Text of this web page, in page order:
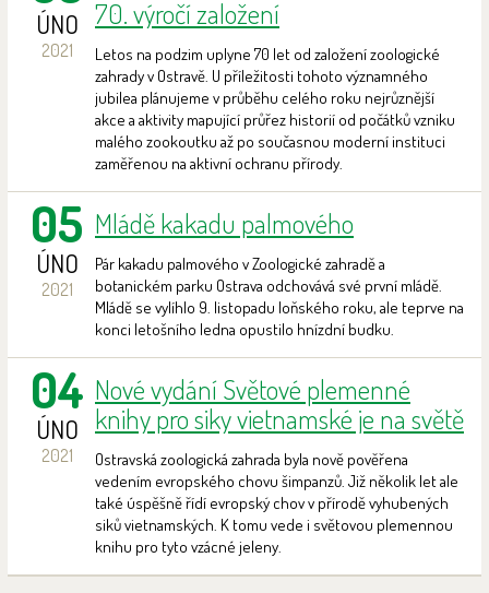
ÚNO
2021
70. výročí založení
Letos na podzim uplyne 70 let od založení zoologické
zahrady v Ostravě. U příležitosti tohoto významného
jubilea plánujeme v průběhu celého roku nejrůznější
akce a aktivity mapující průřez historií od počátků vzniku
malého zookoutku až po současnou moderní instituci
zaměřenou na aktivní ochranu přírody.
05
ÚNO
2021
Mládě kakadu palmového
Pár kakadu palmového v Zoologické zahradě a
botanickém parku Ostrava odchovává své první mládě.
Mládě se vylíhlo 9. listopadu loňského roku, ale teprve na
konci letošního ledna opustilo hnízdní budku.
04
ÚNO
2021
Nové vydání Světové plemenné
knihy pro siky vietnamské je na světě
Ostravská zoologická zahrada byla nově pověřena
vedením evropského chovu šimpanzů. Již několik let ale
také úspěšně řídí evropský chov v přírodě vyhubených
siků vietnamských. K tomu vede i světovou plemennou
knihu pro tyto vzácné jeleny.